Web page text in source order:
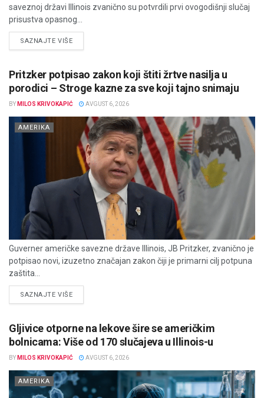
saveznoj državi Illinois zvanično su potvrdili prvi ovogodišnji slučaj
prisustva opasnog...
SAZNAJTE VIŠEDETAILS
Pritzker potpisao zakon koji štiti žrtve nasilja u
porodici – Stroge kazne za sve koji tajno snimaju
BY MILOS KRIVOKAPIĆ AVGUST 6, 2026
AMERIKA
Guverner američke savezne države Illinois, JB Pritzker, zvanično je
potpisao novi, izuzetno značajan zakon čiji je primarni cilj potpuna
zaštita...
SAZNAJTE VIŠEDETAILS
Gljivice otporne na lekove šire se američkim
bolnicama: Više od 170 slučajeva u Illinois-u
BY MILOS KRIVOKAPIĆ AVGUST 6, 2026
AMERIKA